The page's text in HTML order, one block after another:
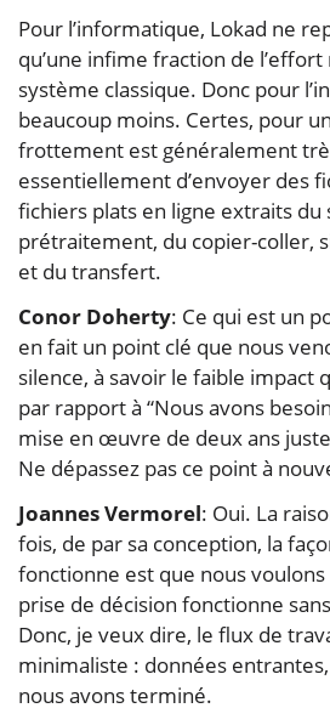
Pour l’informatique, Lokad ne
qu’une infime fraction de
système classique. Donc pour
beaucoup moins. Certes, pour
frottement est généralement
essentiellement d’envoyer des
fichiers plats en ligne extraits du
prétraitement, du copier-coller,
et du transfert.
Conor Doherty: Ce qui est un
en fait un point clé que nous
silence, à savoir le faible impact
par rapport à “Nous avons
mise en œuvre de deux ans
Ne dépassez pas ce point à
Joannes Vermorel: Oui. La
fois, de par sa conception, la
fonctionne est que nous
prise de décision fonctionne
Donc, je veux dire, le flux de
minimaliste : données
nous avons terminé.